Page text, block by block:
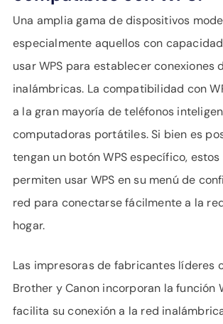
Una amplia gama de dispositivos
especialmente aquellos con
usar WPS para establecer conexiones
inalámbricas. La compatibilidad con
a la gran mayoría de teléfonos
computadoras portátiles. Si bien es
tengan un botón WPS específico,
permiten usar WPS en su menú de
red para conectarse fácilmente a la
hogar.
Las impresoras de fabricantes líderes
Brother y Canon incorporan la función
facilita su conexión a la red